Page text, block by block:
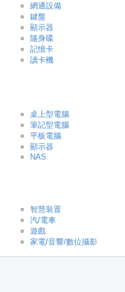
網通設備
鍵盤
顯示器
隨身碟
記憶卡
讀卡機
桌上型電腦
筆記型電腦
平板電腦
顯示器
NAS
智慧裝置
汽/電車
遊戲
家電/音響/數位攝影